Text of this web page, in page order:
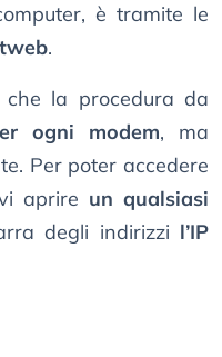
è tramite le
.
che la procedura da
ogni modem, ma
Per poter accedere
aprire un qualsiasi
degli indirizzi l’IP